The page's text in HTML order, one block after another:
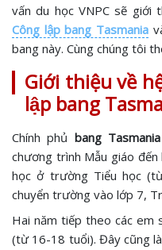
vấn du học VNPC sẽ giới
Công lập bang Tasmania
bang này. Cùng chúng tôi
Giới thiệu về
lập bang
Chính phủ bang Tasmania
chương trình Mẫu giáo
học ở trường Tiểu học
chuyển trường vào lớp 7,
Hai năm tiếp theo các em
(từ 16-18 tuổi). Đây cũng